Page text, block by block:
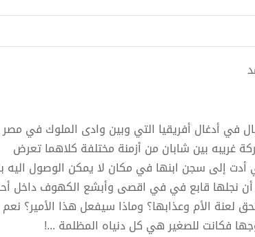
في أدغال أفريقيا التي وبين وادى الملوك في مصر
غريبه بين شابان من أزمنة مختلفة كلاهما تعرض
إلى سجن ابنها في مكان لا يمكن الوصول اليه
نجلها قابع في في اقصى وأبشع الكهوف داخل
لعنة الأم وعذابها؟ وماذا سيفعل هذا الأمير؟
فكانت للصغير هي كل دنياه المظلمة ...!